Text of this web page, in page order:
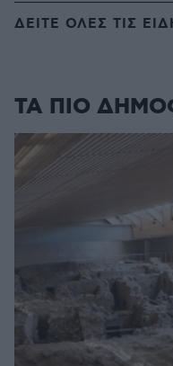
ΔΕΙΤΕ ΟΛΕΣ ΤΙΣ
ΤΑ ΠΙΟ